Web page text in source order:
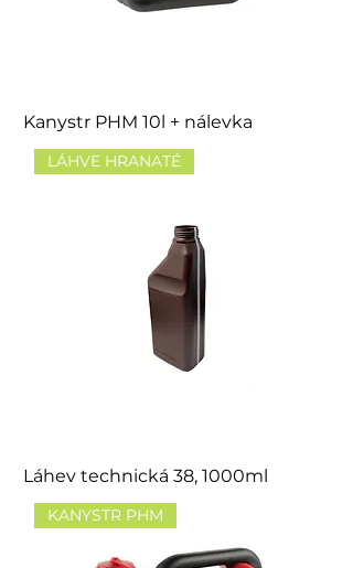
Kanystr PHM 10l + nálevka
LÁHVE HRANATÉ
Láhev technická 38, 1000ml
KANYSTR PHM